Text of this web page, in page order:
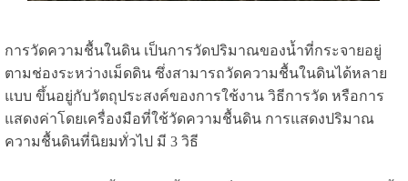
การวัดความชื้นในดิน เป็นการวัดปริมาณของน้ำที่กระจายอยู่
ตามช่องระหว่างเม็ดดิน ซึ่งสามารถวัดความชื้นในดินได้หลาย
แบบ ขึ้นอยู่กับวัตถุประสงค์ของการใช้งาน วิธีการวัด หรือการ
แสดงค่าโดยเครื่องมือที่ใช้วัดความชื้นดิน การแสดงปริมาณ
ความชื้นดินที่นิยมทั่วไป มี 3 วิธี